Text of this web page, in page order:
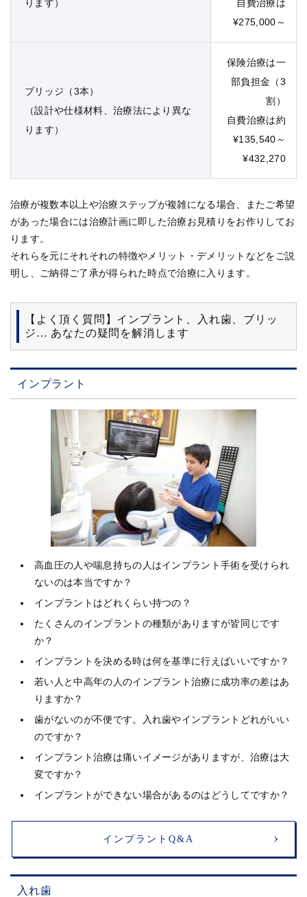
ります）
自費治療は
¥275,000～
ブリッジ（3本）
（設計や仕様材料、治療法により異な
ります）
保険治療は一
部負担金（3
割）
自費治療は約
¥135,540～
¥432,270
治療が複数本以上や治療ステップが複雑になる場合、またご希望
があった場合には治療計画に即した治療お見積りをお作りしてお
ります。
それらを元にそれそれの特徴やメリット・デメリットなどをご説
明し、ご納得ご了承が得られた時点で治療に入ります。
【よく頂く質問】インプラント、入れ歯、ブリッ
ジ… あなたの疑問を解消します
インプラント
高血圧の人や喘息持ちの人はインプラント手術を受けられ
ないのは本当ですか？
インプラントはどれくらい持つの？
たくさんのインプラントの種類がありますが皆同じです
か？
インプラントを決める時は何を基準に行えばいいですか？
若い人と中高年の人のインプラント治療に成功率の差はあ
りますか？
歯がないのが不便です。入れ歯やインプラントどれがいい
のですか？
インプラント治療は痛いイメージがありますが、治療は大
変ですか？
インプラントができない場合があるのはどうしてですか？
インプラントQ&A
入れ歯